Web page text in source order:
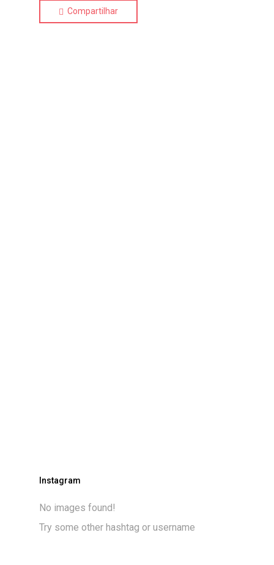
Compartilhar
Instagram
No images found!
Try some other hashtag or username